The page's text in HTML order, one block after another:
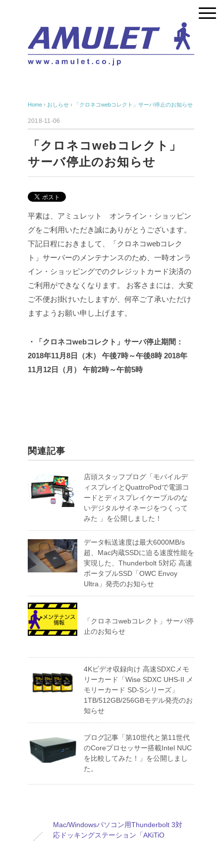
Home › おしらせ › 「クロネコwebコレクト」サーバ停止のお知らせ
2018-11-06
「クロネコwebコレクト」
サーバ停止のお知らせ
平素は、アミュレット オンライン・ショッピン
グをご利用いただき誠にありがとうございます。
下記日程におきまして、「クロネコwebコレク
ト」サーバーのメンテナンスのため、一時オンラ
イン・ショッピングでのクレジットカード決済の
ご利用ができなくなります。
お客さまには、大変
ご不便お掛けいたしますが、何卒ご了承いただけ
ますようお願い申し上げます。
・「クロネコwebコレクト」サーバ停止期間：
2018年11月8日（木） 午後7時～午後8時 2018年
11月12日（月） 午前2時～午前5時
関連記事
店頭スタッフブログ「モバイルデ
ィスプレイとQuattroPodで電源コ
ードとディスプレイケーブルのな
いデジタルサイネージをつくって
みた 」を公開しました！
データ転送速度は最大6000MB/s
超、Mac内蔵SSDに迫る速度性能を
実現した、Thunderbolt 5対応 高速
ポータブルSSD「OWC Envoy
Ultra」発売のお知らせ
「クロネコwebコレクト」サーバ停
止のお知らせ
4Kビデオ収録向け 高速SDXCメモ
リーカード「Wise SDXC UHS-II メ
モリーカード SD-Sシリーズ」
1TB/512GB/256GBモデル発売のお
知らせ
ブログ記事「第10世代と第11世代
のCoreプロセッサー搭載Intel NUC
を比較してみた！」を公開しまし
た。
Mac/Windowsパソコン用Thunderbolt 3対
応ドッキングステーション「AKiTiO